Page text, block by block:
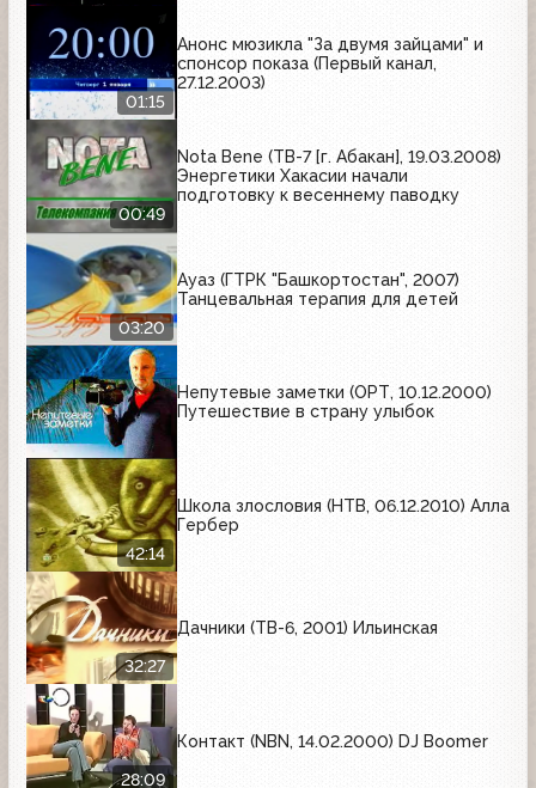
01:15
Анонс мюзикла "За двумя зайцами" и
спонсор показа (Первый канал,
27.12.2003)
00:49
Nota Bene (ТВ-7 [г. Абакан], 19.03.2008)
Энергетики Хакасии начали
подготовку к весеннему паводку
03:20
Ауаз (ГТРК "Башкортостан", 2007)
Танцевальная терапия для детей
Непутевые заметки (ОРТ, 10.12.2000)
Путешествие в страну улыбок
42:14
Школа злословия (НТВ, 06.12.2010) Алла
Гербер
32:27
Дачники (ТВ-6, 2001) Ильинская
28:09
Контакт (NBN, 14.02.2000) DJ Boomer